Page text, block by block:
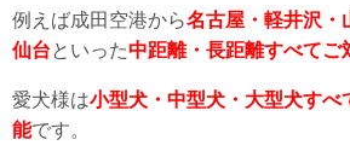
例えば成田空港から名古屋・軽井沢・
仙台といった中距離・長距離すべてご
愛犬様は小型犬・中型犬・大型犬すべ
能です。